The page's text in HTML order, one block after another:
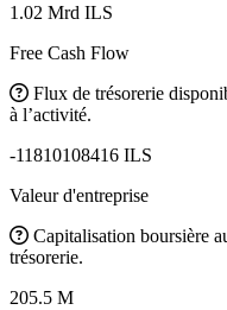
1.02 Mrd ILS
Free Cash Flow
Flux de trésorerie
à l’activité.
-11810108416 ILS
Valeur d'entreprise
Capitalisation boursière
trésorerie.
205.5 M